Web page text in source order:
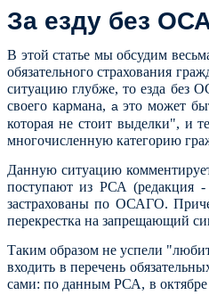
За езду без
В этой статье мы обсудим
обязательного страхования
ситуацию глубже, то езда без
своего кармана, аэто может
которая не стоит выделки", и
многочисленную категорию
Данную ситуацию
поступают из РСА (редакция -
застрахованы по ОСАГО.
перекрестка на запрещающий
Таким образом не успели
входить в перечень
сами: по данным РСА, в октябре